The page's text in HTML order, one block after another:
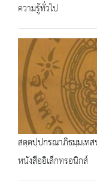
ความรู้ทั่วไป
สตฺตปฺปกรณาภิธมฺมเท
หนังสืออิเล็กทรอนิกส์